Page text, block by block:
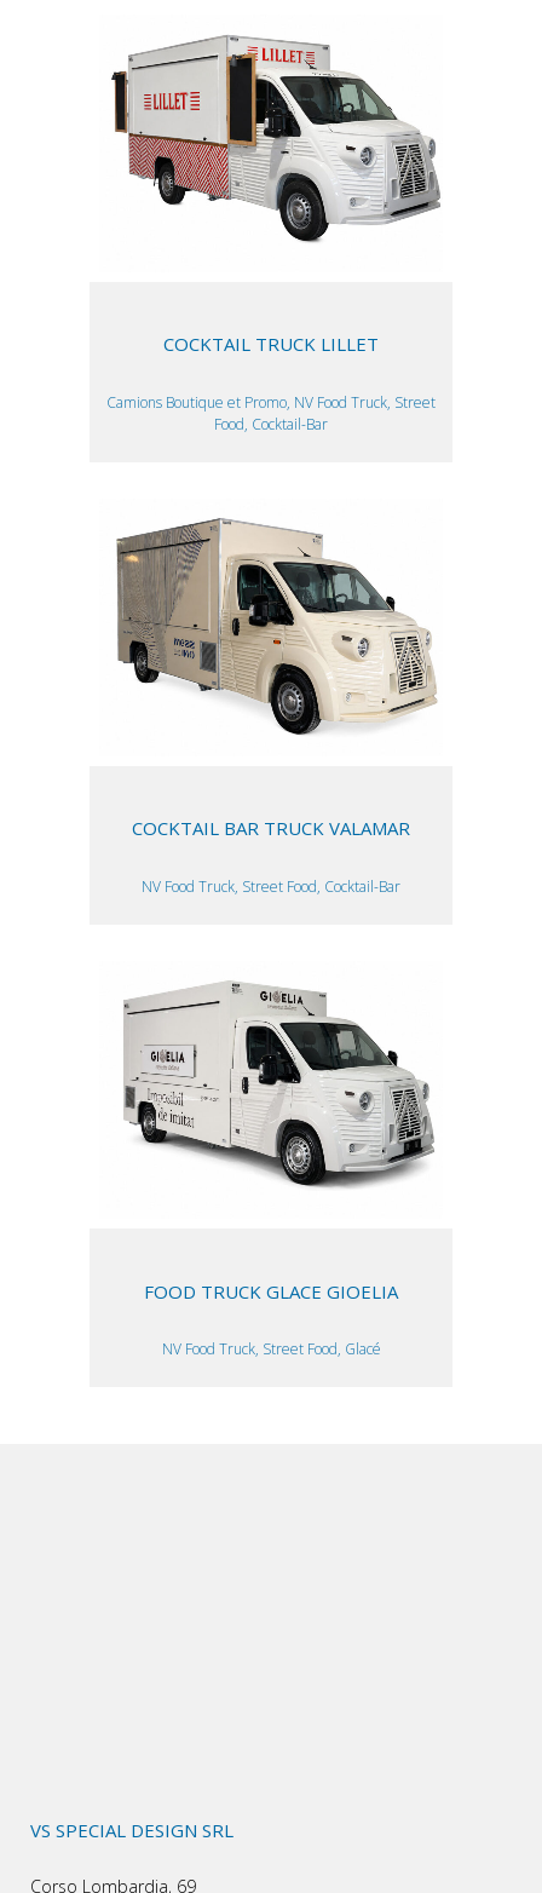
COCKTAIL TRUCK LILLET
Camions Boutique et Promo, NV Food Truck, Street
Food, Cocktail-Bar
COCKTAIL BAR TRUCK VALAMAR
NV Food Truck, Street Food, Cocktail-Bar
FOOD TRUCK GLACE GIOELIA
NV Food Truck, Street Food, Glacé
VS SPECIAL DESIGN SRL
Corso Lombardia, 69